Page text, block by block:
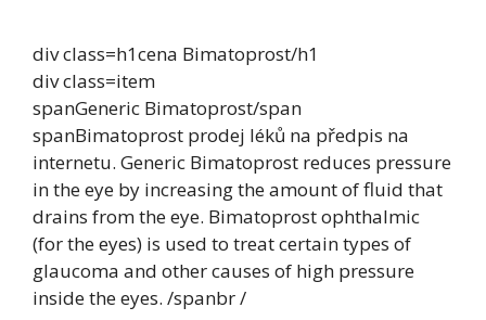
div class=h1cena Bimatoprost/h1
div class=item
spanGeneric Bimatoprost/span
spanBimatoprost prodej léků na předpis na
internetu. Generic Bimatoprost reduces pressure
in the eye by increasing the amount of fluid that
drains from the eye. Bimatoprost ophthalmic
(for the eyes) is used to treat certain types of
glaucoma and other causes of high pressure
inside the eyes. /spanbr /